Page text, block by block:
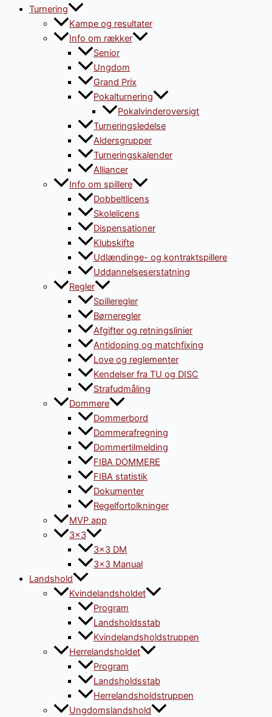
Turnering
Kampe og resultater
Info om rækker
Senior
Ungdom
Grand Prix
Pokalturnering
Pokalvinderoversigt
Turneringsledelse
Aldersgrupper
Turneringskalender
Alliancer
Info om spillere
Dobbeltlicens
Skolelicens
Dispensationer
Klubskifte
Udlændinge- og kontraktspillere
Uddannelseserstatning
Regler
Spilleregler
Børneregler
Afgifter og retningslinier
Antidoping og matchfixing
Love og reglementer
Kendelser fra TU og DISC
Strafudmåling
Dommere
Dommerbord
Dommerafregning
Dommertilmelding
FIBA DOMMERE
FIBA statistik
Dokumenter
Regelfortolkninger
MVP app
3×3
3×3 DM
3×3 Manual
Landshold
Kvindelandsholdet
Program
Landsholdsstab
Kvindelandsholdstruppen
Herrelandsholdet
Program
Landsholdsstab
Herrelandsholdstruppen
Ungdomslandshold